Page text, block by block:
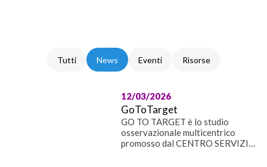
Tutti News Eventi Risorse
12/03/2026
GoToTarget
GO TO TARGET è lo studio
osservazionale multicentrico
promosso dal CENTRO SERVIZI